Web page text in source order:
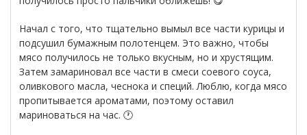
Начал с того, что тщательно вымыл все части курицы и
подсушил бумажным полотенцем. Это важно, чтобы
мясо получилось не только вкусным, но и хрустящим.
Затем замариновал все части в смеси соевого соуса,
оливкового масла, чеснока и специй. Люблю, когда мясо
пропитывается ароматами, поэтому оставил
мариноваться на час. 🕐